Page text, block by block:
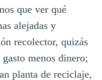
que ver qué
alejadas y
recolector, quizás
menos dinero;
planta de reciclaje,